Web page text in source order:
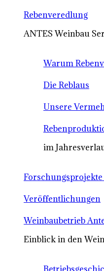
Rebenveredlung
ANTES Weinbau
Warum
Die Reblaus
Unsere
im
Veröffentlichungen
Weinbaubetrieb
Einblick in den